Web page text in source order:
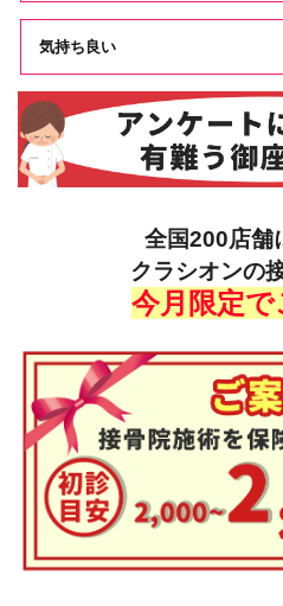
気持ち良い
全国200店舗
クラシオンの
今月限定で